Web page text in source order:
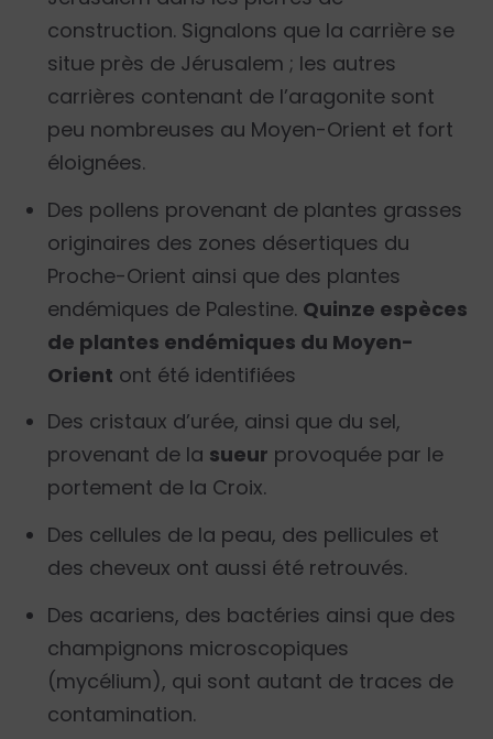
construction. Signalons que la carrière se
situe près de Jérusalem ; les autres
carrières contenant de l’aragonite sont
peu nombreuses au Moyen-Orient et fort
éloignées.
Des pollens provenant de plantes grasses
originaires des zones désertiques du
Proche-Orient ainsi que des plantes
endémiques de Palestine. Quinze espèces
de plantes endémiques du Moyen-
Orient ont été identifiées
Des cristaux d’urée, ainsi que du sel,
provenant de la sueur provoquée par le
portement de la Croix.
Des cellules de la peau, des pellicules et
des cheveux ont aussi été retrouvés.
Des acariens, des bactéries ainsi que des
champignons microscopiques
(mycélium), qui sont autant de traces de
contamination.